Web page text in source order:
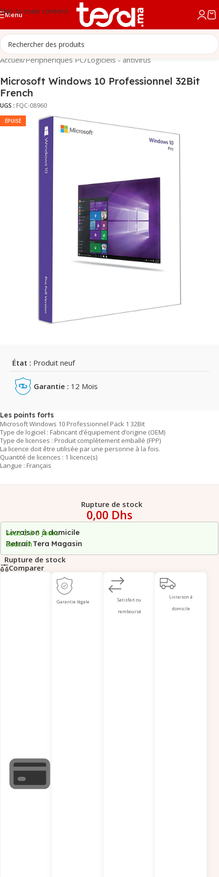
Skip to main content
Menu
Accueil/Périphériques PC/Logiciels - antivirus
Microsoft Windows 10 Professionnel 32Bit
French
UGS : FQC-08960
ÉPUISÉ
État : Produit neuf
Garantie : 12 Mois
Les points forts
Microsoft Windows 10 Professionnel Pack 1 32Bit
Type de logiciel : Fabricant d’équipement d’origine (OEM)
Type de licenses : Produit complètement emballé (FPP)
La licence doit être utilisée par une personne à la fois.
Quantité de licences : 1 licence(s)
Langue : Français
Rupture de stock
0,00 Dhs
Livraison à domicile
sous 2 à 5 jours
Retrait Tera Magasin
Sous 1h
Rupture de stock
Comparer
Garantie légale
Satisfait ou
remboursé
Livraison à
domicile